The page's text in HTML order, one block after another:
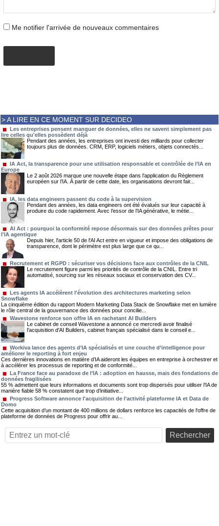
Me notifier l'arrivée de nouveaux commentaires
> A LIRE EN CE MOMENT SUR DECIDEO
Les entreprises pensent manquer de données, elles ne savent simplement pas
lire celles qu'elles possèdent déjà
Pendant des années, les entreprises ont investi des milliards pour collecter
toujours plus de données. CRM, ERP, logiciels métiers, objets connectés...
IA Act, la transparence pour une utilisation responsable et contrôlée de l’IA en
Europe
Le 2 août 2026 marque une nouvelle étape dans l’application du Règlement
européen sur l’IA. À partir de cette date, les organisations devront fair...
IA, les data engineers passent du code à la supervision
Pendant des années, les data engineers ont été évalués sur leur capacité à
produire du code rapidement. Avec l’essor de l’IA générative, le métie...
AI Act : pourquoi la conformité repose désormais sur des données prêtes pour
l'IA agentique
Depuis hier, l'article 50 de l'AI Act entre en vigueur et impose des obligations de
transparence, dont le périmètre est plus large que ce qu...
Recrutement et RGPD : sécuriser vos décisions face aux contrôles de la CNIL
Le recrutement figure parmi les priorités de contrôle de la CNIL. Entre tri
automatisé, sourcing sur les réseaux sociaux et conservation des CV...
Les agents IA accélèrent l'évolution des architectures marketing selon
Snowflake
La cinquième édition du rapport Modern Marketing Data Stack de Snowflake met en lumière
le rôle central de la gouvernance des données pour concilie...
Wavestone renforce son offre IA en rachetant AI Builders
Le cabinet de conseil Wavestone a annoncé ce mercredi avoir finalisé
l'acquisition d'AI Builders, cabinet français spécialisé dans le conseil e...
Workiva lance des agents d’IA spécialisés et une couche d’intelligence pour
améliorer le reporting à fort enjeu
Ces dernières innovations en matière d’IA aideront les équipes en entreprise à orchestrer et
à accélérer les processus de reporting et de conformité...
La France face au paradoxe de l’IA : adoption en hausse, mais des fondations de
données fragilisées
55 % admettent que leurs informations et documents sont trop dispersés pour utiliser l’IA de
manière fiable 58 % constatent que trop d’initiative...
Progress Software annonce l'acquisition de l’activité plateforme IA et Data de
Domo
Cette acquisition d’un montant de 400 millions de dollars renforce les capacités de l'offre de
plateforme de données de Progress pour offrir au...
Rechercher